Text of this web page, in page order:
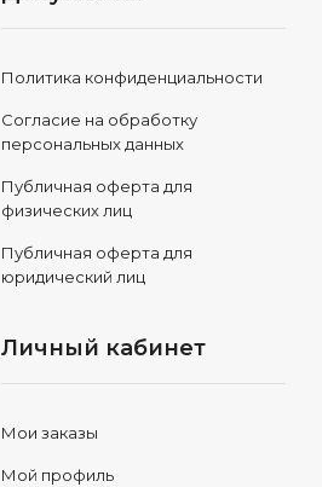
Политика конфиденциальности
Согласие на обработку
персональных данных
Публичная оферта для
физических лиц
Публичная оферта для
юридический лиц
Личный кабинет
Мои заказы
Мой профиль